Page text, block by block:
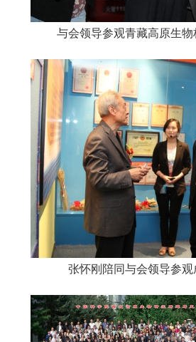
与会领导参观青藏高原生
张怀刚陪同与会领导参观